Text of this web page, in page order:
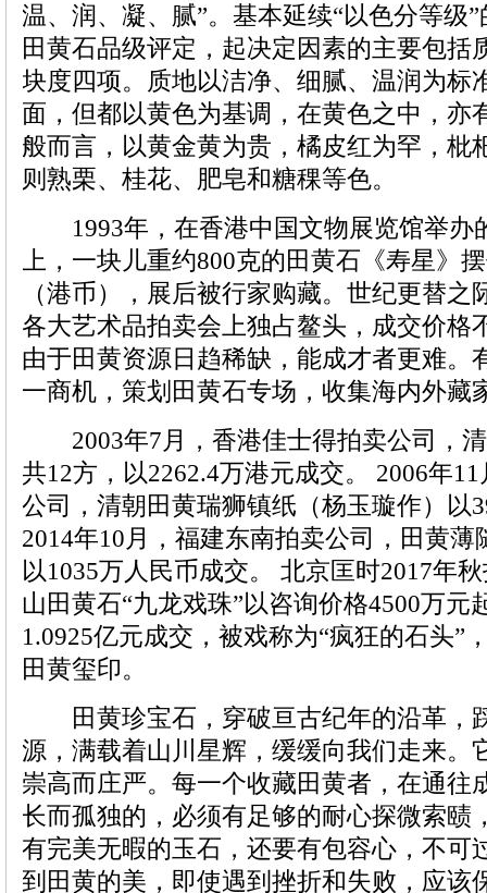
温、润、凝、腻”。基本延续“以色分等级
田黄石品级评定，起决定因素的主要包括
块度四项。质地以洁净、细腻、温润为标
面，但都以黄色为基调，在黄色之中，亦
般而言，以黄金黄为贵，橘皮红为罕，枇
则熟栗、桂花、肥皂和糖稞等色。
1993年，在香港中国文物展览馆举办
上，一块儿重约800克的田黄石《寿星》
（港币），展后被行家购藏。世纪更替
各大艺术品拍卖会上独占鳌头，成交价格
由于田黄资源日趋稀缺，能成才者更难。
一商机，策划田黄石专场，收集海内外藏
2003年7月，香港佳士得拍卖公司，
共12方，以2262.4万港元成交。 2006年
公司，清朝田黄瑞狮镇纸（杨玉璇作）以
2014年10月，福建东南拍卖公司，田黄薄
以1035万人民币成交。 北京匡时2017年
山田黄石“九龙戏珠”以咨询价格4500万元
1.0925亿元成交，被戏称为“疯狂的石头”
田黄玺印。
田黄珍宝石，穿破亘古纪年的沿革，
源，满载着山川星辉，缓缓向我们走来。
崇高而庄严。每一个收藏田黄者，在通往
长而孤独的，必须有足够的耐心探微索赜
有完美无暇的玉石，还要有包容心，不可
到田黄的美，即使遇到挫折和失败，应该